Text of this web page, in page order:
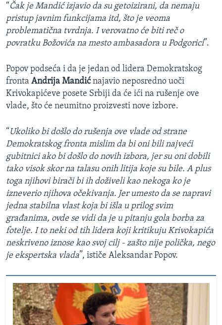
“Čak je Mandić izjavio da su getoizirani, da nemaju
pristup javnim funkcijama itd, što je veoma
problematična tvrdnja. I verovatno će biti reč o
povratku Božovića na mesto ambasadora u Podgorici”.
Popov podseća i da je jedan od lidera Demokratskog
fronta Andrija Mandićnajavio neposredno uoči
Krivokapićeve posete Srbiji da će ići na rušenje ove
vlade, što će neumitno proizvesti nove izbore.
“Ukoliko bi došlo do rušenja ove vlade od strane
Demokratskog fronta mislim da bi oni bili najveći
gubitnici ako bi došlo do novih izbora, jer su oni dobili
tako visok skor na talasu onih litija koje su bile. A plus
toga njihovi birači bi ih doživeli kao nekoga ko je
izneverio njihova očekivanja. Jer umesto da se napravi
jedna stabilna vlast koja bi išla u prilog svim
građanima, ovde se vidi da je u pitanju gola borba za
fotelje. I to neki od tih lidera koji kritikuju Krivokapića
neskriveno iznose kao svoj cilj - zašto nije polička, nego
je ekspertska vlada”, ističe Aleksandar Popov.